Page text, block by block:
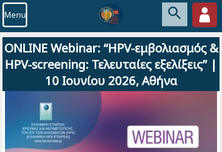
Menu
ONLINE Webinar: “HPV-εμβολιασμός &
HPV-screening: Τελευταίες εξελίξεις” |
10 Ιουνίου 2026, Αθήνα